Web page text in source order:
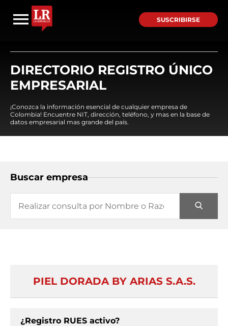
SUSCRIBIRSE
DIRECTORIO REGISTRO ÚNICO
EMPRESARIAL
¡Conozca la información esencial de cualquier empresa de
Colombia! Encuentre NIT, dirección, teléfono, y mas en la base de
datos empresarial mas grande del país.
Buscar empresa
PIEL DORADA BY ARIAS S.A.S.
¿Registro RUES activo?